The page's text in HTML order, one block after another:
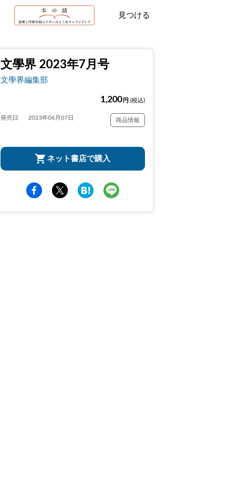
見つける
文學界 2023年7月号
文學界編集部
1,200 円 (税込)
発売日 2023年06月07日 商品情報
ネット書店で購入